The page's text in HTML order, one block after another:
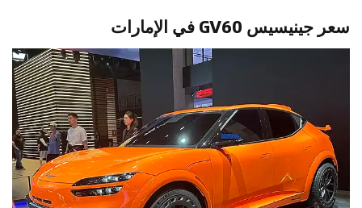
سعر جينيسيس GV60 في الإمارات